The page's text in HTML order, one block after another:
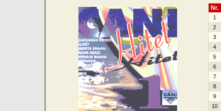
Nr.
1
2
3
4
5
6
7
8
9
10